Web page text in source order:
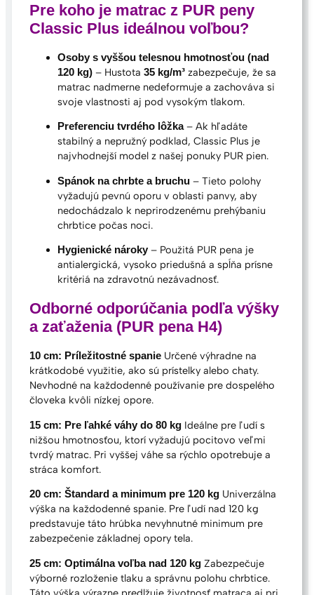
Pre koho je matrac z PUR peny
Classic Plus ideálnou voľbou?
Osoby s vyššou telesnou hmotnosťou (nad
120 kg)– Hustota 35 kg/m³zabezpečuje, že sa
matrac nadmerne nedeformuje a zachováva si
svoje vlastnosti aj pod vysokým tlakom.
Preferenciu tvrdého lôžka– Ak hľadáte
stabilný a nepružný podklad, Classic Plus je
najvhodnejší model z našej ponuky PUR pien.
Spánok na chrbte a bruchu– Tieto polohy
vyžadujú pevnú oporu v oblasti panvy, aby
nedochádzalo k neprirodzenému prehýbaniu
chrbtice počas noci.
Hygienické nároky– Použitá PUR pena je
antialergická, vysoko priedušná a spĺňa prísne
kritériá na zdravotnú nezávadnosť.
Odborné odporúčania podľa výšky
a zaťaženia (PUR pena H4)
10 cm: Príležitostné spanieUrčené výhradne na
krátkodobé využitie, ako sú prístelky alebo chaty.
Nevhodné na každodenné používanie pre dospelého
človeka kvôli nízkej opore.
15 cm: Pre ľahké váhy do 80 kgIdeálne pre ľudí s
nižšou hmotnosťou, ktorí vyžadujú pocitovo veľmi
tvrdý matrac. Pri vyššej váhe sa rýchlo opotrebuje a
stráca komfort.
20 cm: Štandard a minimum pre 120 kgUniverzálna
výška na každodenné spanie. Pre ľudí nad 120 kg
predstavuje táto hrúbka nevyhnutné minimum pre
zabezpečenie základnej opory tela.
25 cm: Optimálna voľba nad 120 kgZabezpečuje
výborné rozloženie tlaku a správnu polohu chrbtice.